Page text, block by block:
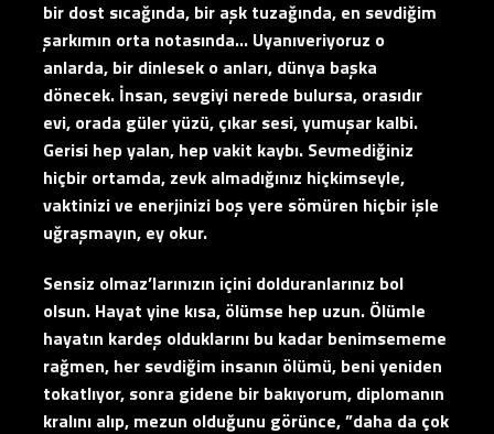
bir dost sıcağında, bir aşk tuzağında, en sevdiğim
şarkımın orta notasında… Uyanıveriyoruz o
anlarda, bir dinlesek o anları, dünya başka
dönecek. İnsan, sevgiyi nerede bulursa, orasıdır
evi, orada güler yüzü, çıkar sesi, yumuşar kalbi.
Gerisi hep yalan, hep vakit kaybı. Sevmediğiniz
hiçbir ortamda, zevk almadığınız hiçkimseyle,
vaktinizi ve enerjinizi boş yere sömüren hiçbir işle
uğraşmayın, ey okur.
Sensiz olmaz’larınızın içini dolduranlarınız bol
olsun. Hayat yine kısa, ölümse hep uzun. Ölümle
hayatın kardeş olduklarını bu kadar benimsememe
rağmen, her sevdiğim insanın ölümü, beni yeniden
tokatlıyor, sonra gidene bir bakıyorum, diplomanın
kralını alıp, mezun olduğunu görünce, ”daha da çok